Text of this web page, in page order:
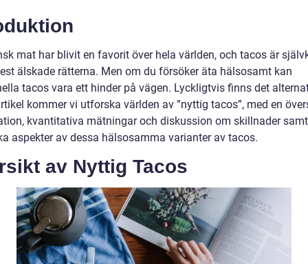
mat har blivit en favorit över hela världen, och tacos är
älskade rätterna. Men om du försöker äta hälsosamt kan
tacos vara ett hinder på vägen. Lyckligtvis finns det
kommer vi utforska världen av ”nyttig tacos”, med en
kvantitativa mätningar och diskussion om skillnader samt
aspekter av dessa hälsosamma varianter av tacos.
av Nyttig Tacos